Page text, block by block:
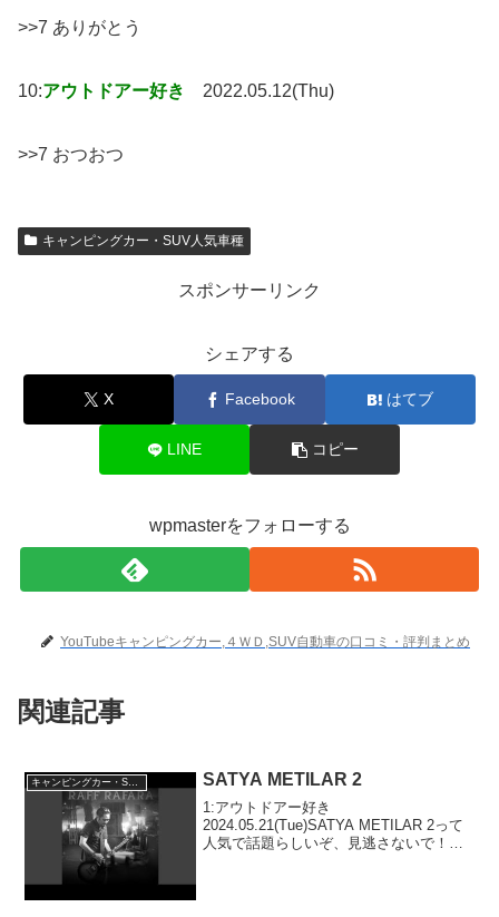
>>7 ありがとう
10:アウトドアー好き 2022.05.12(Thu)
>>7 おつおつ
キャンピングカー・SUV人気車種
スポンサーリンク
シェアする
X Facebook はてブ
LINE コピー
wpmasterをフォローする
YouTubeキャンピングカー,４ＷＤ,SUV自動車の口コミ・評判まとめ
関連記事
キャンピングカー・SUV人気車種 SATYA METILAR 2
1:アウトドアー好き
2024.05.21(Tue)SATYA METILAR 2って
人気で話題らしいぞ、見逃さないで！！